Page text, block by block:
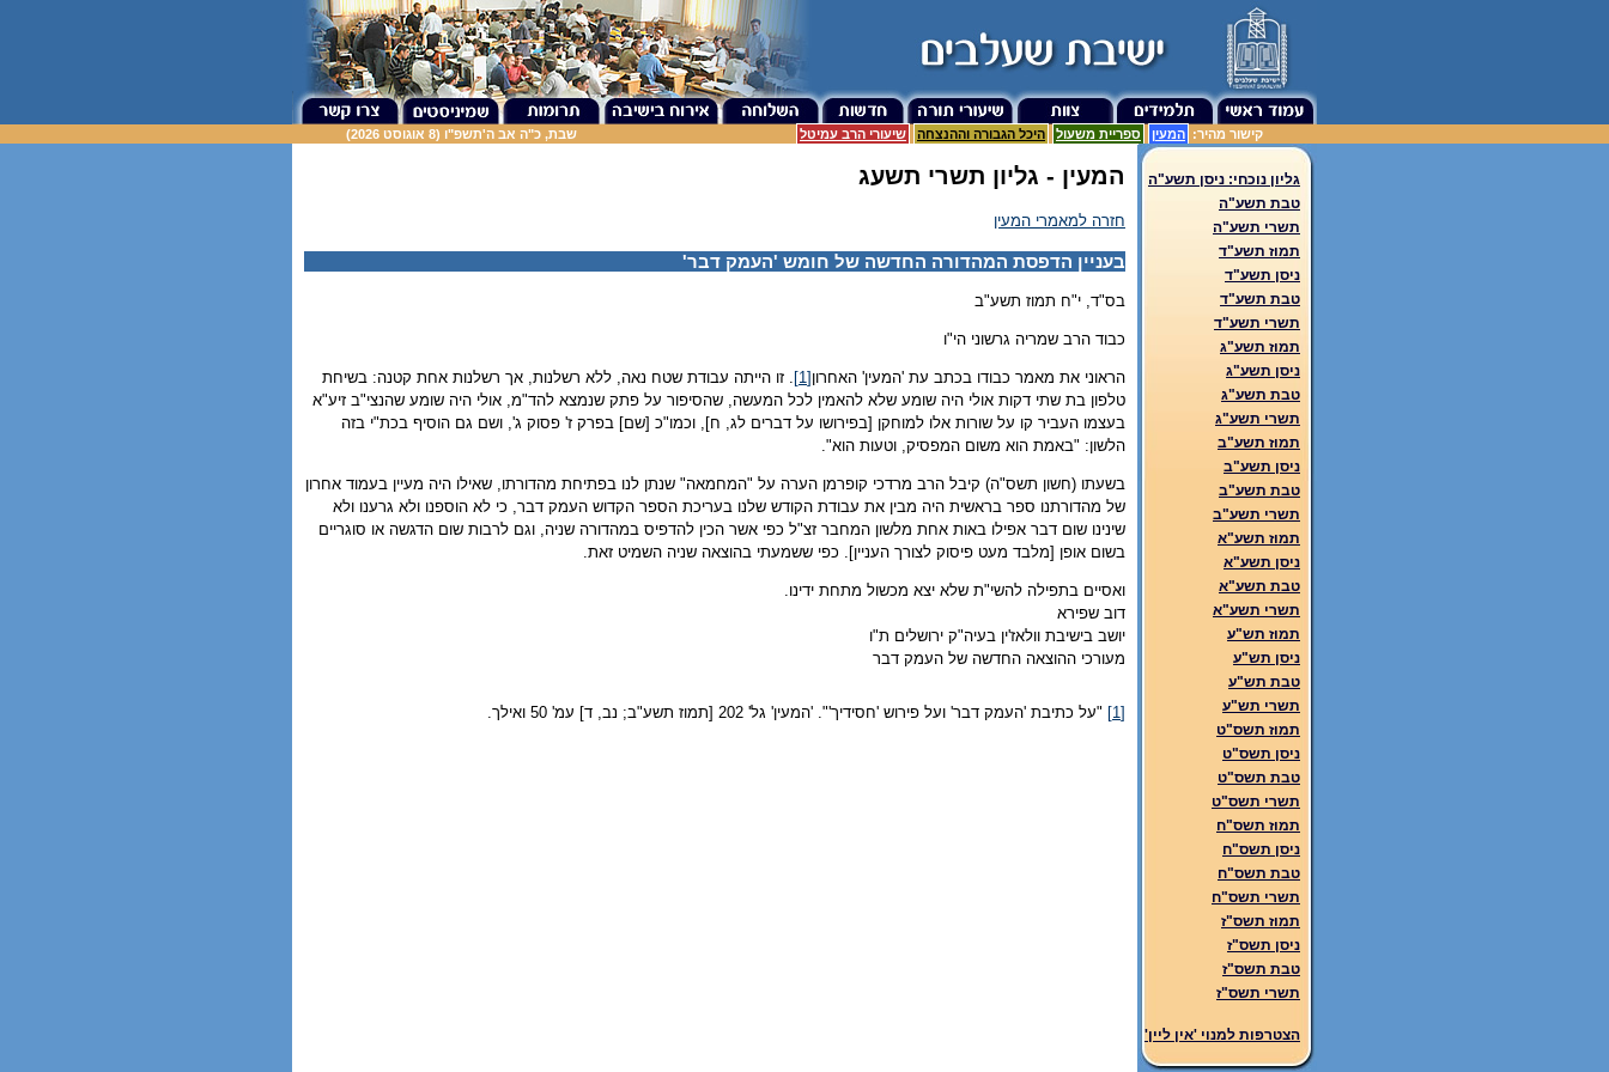
שבת, כ"ה אב ה'תשפ"ו (8 אוגוסט 2026) קישור מהיר: המעין ספריית משעול היכל הגבורה וההנצחה שיעורי הרב עמיטל
המעין - גליון תשרי תשעג
חזרה למאמרי המעין
בעניין הדפסת המהדורה החדשה של חומש 'העמק דבר'
בס"ד, י"ח תמוז תשע"ב
כבוד הרב שמריה גרשוני הי"ו
הראוני את מאמר כבודו בכתב עת 'המעין' האחרון [1]
. זו הייתה עבודת שטח נאה, ללא רשלנות, אך רשלנות אחת קטנה: בשיחת
טלפון בת שתי דקות אולי היה שומע שלא להאמין לכל המעשה, שהסיפור על פתק שנמצא להד"מ, אולי היה שומע שהנצי"ב זיע"א
בעצמו העביר קו על שורות אלו למוחקן [בפירושו על דברים לג, ח], וכמו"כ [שם] בפרק ז' פסוק ג', ושם גם הוסיף בכת"י בזה
הלשון: "באמת הוא משום המפסיק, וטעות הוא".
בשעתו (חשון תשס"ה) קיבל הרב מרדכי קופרמן הערה על "המחמאה" שנתן לנו בפתיחת מהדורתו, שאילו היה מעיין בעמוד אחרון
של מהדורתנו ספר בראשית היה מבין את עבודת הקודש שלנו בעריכת הספר הקדוש העמק דבר, כי לא הוספנו ולא גרענו ולא
שינינו שום דבר אפילו באות אחת מלשון המחבר זצ"ל כפי אשר הכין להדפיס במהדורה שניה, וגם לרבות שום הדגשה או סוגריים
בשום אופן [מלבד מעט פיסוק לצורך העניין]. כפי ששמעתי בהוצאה שניה השמיט זאת.
ואסיים בתפילה להשי"ת שלא יצא מכשול מתחת ידינו.
דוב שפירא
יושב בישיבת וולאז'ין בעיה"ק ירושלים ת"ו
מעורכי ההוצאה החדשה של העמק דבר
[1] "על כתיבת 'העמק דבר' ועל פירוש 'חסידיך'". 'המעין' גל' 202 [תמוז תשע"ב; נב, ד] עמ' 50 ואילך.
גליון נוכחי: ניסן תשע"ה
טבת תשע"ה
תשרי תשע"ה
תמוז תשע"ד
ניסן תשע"ד
טבת תשע"ד
תשרי תשע"ד
תמוז תשע"ג
ניסן תשע"ג
טבת תשע"ג
תשרי תשע"ג
תמוז תשע"ב
ניסן תשע"ב
טבת תשע"ב
תשרי תשע"ב
תמוז תשע"א
ניסן תשע"א
טבת תשע"א
תשרי תשע"א
תמוז תש"ע
ניסן תש"ע
טבת תש"ע
תשרי תש"ע
תמוז תשס"ט
ניסן תשס"ט
טבת תשס"ט
תשרי תשס"ט
תמוז תשס"ח
ניסן תשס"ח
טבת תשס"ח
תשרי תשס"ח
תמוז תשס"ז
ניסן תשס"ז
טבת תשס"ז
תשרי תשס"ז
הצטרפות למנוי 'אין ליין'